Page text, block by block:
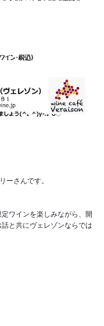
ーさんです。
ワインを楽しみながら、開
と共にヴェレゾンならでは